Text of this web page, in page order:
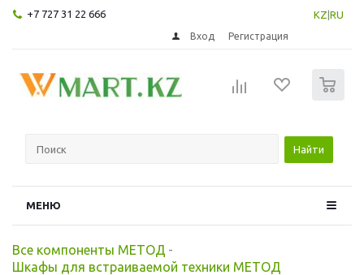
+7 727 31 22 666 KZ RU
Вход Регистрация
Найти
МЕНЮ
Все компоненты МЕТОД -
Шкафы для встраиваемой техники МЕТОД